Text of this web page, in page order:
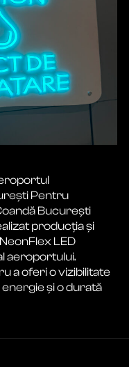
Pentru
București
producția și
LED
aeroportului.
a oferi o vizibilitate
și o durată